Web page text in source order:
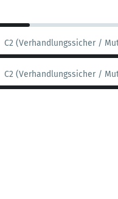
C2 (Verhandlungssicher /
C2 (Verhandlungssicher /